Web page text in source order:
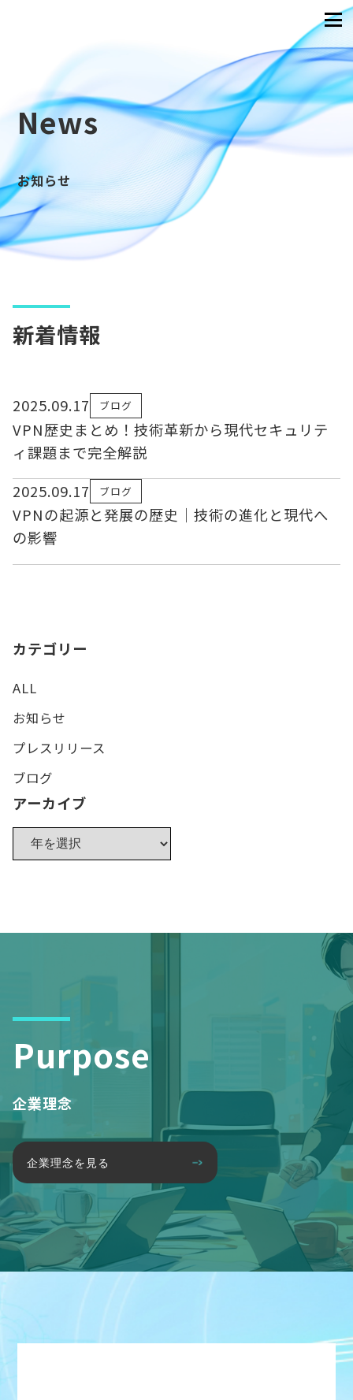
News
お知らせ
新着情報
2025.09.17 ブログ
VPN歴史まとめ！技術革新から現代セキュリテ
ィ課題まで完全解説
2025.09.17
ブログ
VPNの起源と発展の歴史｜技術の進化と現代へ
の影響
カテゴリー
ALL
お知らせ
プレスリリース
ブログ
アーカイブ
Purpose
企業理念
企業理念を見る